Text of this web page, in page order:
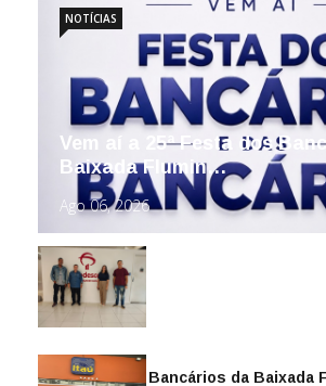
Vem aí a 25ª Festa dos
Baixada Flumin…
Ago 06, 2026
NOTÍCIAS
Sindicato dos Bancários da Baixada